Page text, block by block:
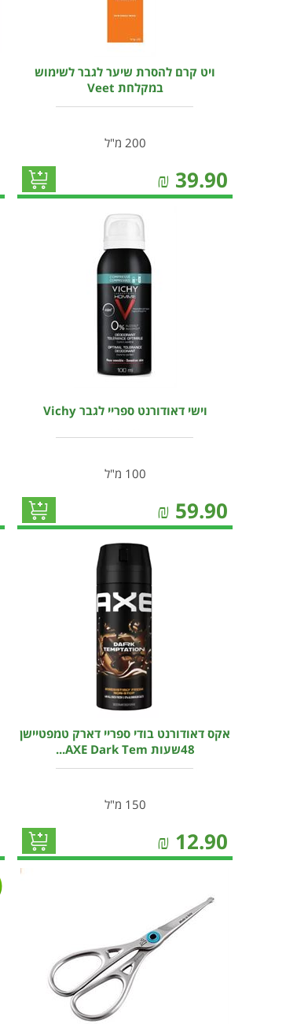
ויט קרם להסרת שיער לגבר לשימוש
במקלחת Veet
200 מ"ל
39.90
₪
וישי דאודורנט ספריי לגבר Vichy
100 מ"ל
59.90
₪
אקס דאודורנט בודי ספריי דארק טמפטיישן
48שעות AXE Dark Tem...
150 מ"ל
12.90
₪